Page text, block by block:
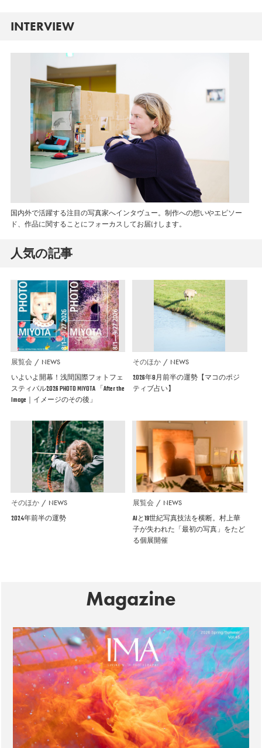
INTERVIEW
国内外で活躍する注目の写真家へインタヴュー。制作への想いやエピソー
ド、作品に関することにフォーカスしてお届けします。
人気の記事
展覧会 NEWS
いよいよ開幕！浅間国際フォトフェ
スティバル2026 PHOTO MIYOTA 「After the
Image｜イメージのその後」
そのほか NEWS
2026年8月前半の運勢【マコのポジ
ティブ占い】
そのほか NEWS
2024年前半の運勢
展覧会 NEWS
AIと19世紀写真技法を横断。村上華
子が失われた「最初の写真」をたど
る個展開催
Magazine